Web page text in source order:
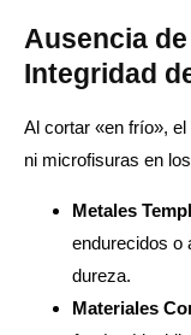
Ausencia
Integridad
Al cortar «en frío»,
ni microfisuras en
Metales
endurecidos o
dureza.
Materiales